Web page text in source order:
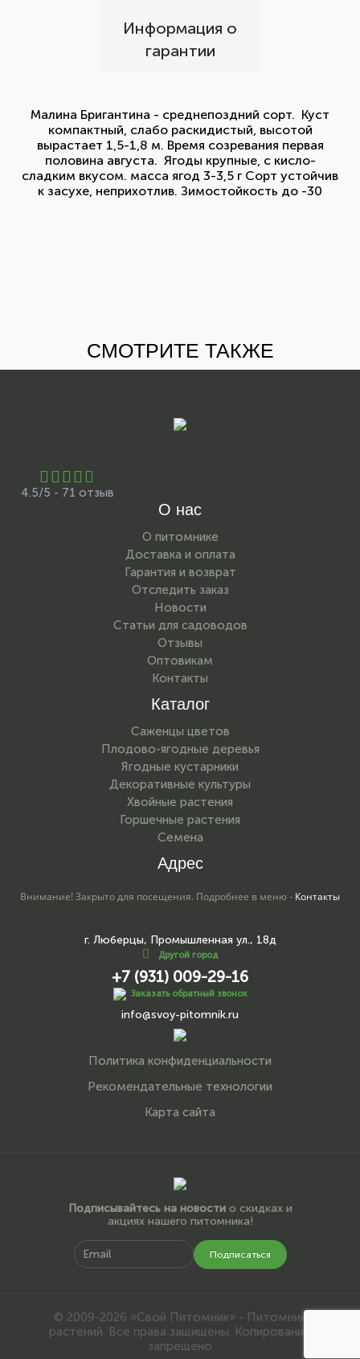
Информация о
гарантии
Малина Бригантина - среднепоздний сорт. Куст
компактный, слабо раскидистый, высотой
вырастает 1,5-1,8 м. Время созревания первая
половина августа. Ягоды крупные, с кисло-
сладким вкусом. масса ягод 3-3,5 г Сорт устойчив
к засухе, неприхотлив. Зимостойкость до -30
СМОТРИТЕ ТАКЖЕ
4.5/5 - 71 отзыв
О нас
О питомнике
Доставка и оплата
Гарантия и возврат
Отследить заказ
Новости
Статьи для садоводов
Отзывы
Оптовикам
Контакты
Каталог
Саженцы цветов
Плодово-ягодные деревья
Ягодные кустарники
Декоративные культуры
Хвойные растения
Горшечные растения
Семена
Адрес
Внимание! Закрыто для посещения. Подробнее в меню - Контакты
г. Люберцы, Промышленная ул., 18д
Другой город
+7 (931) 009-29-16
Заказать обратный звонок
info@svoy-pitomnik.ru
Политика конфиденциальности
Рекомендательные технологии
Карта сайта
Подписывайтесь на новостио скидках и
акциях нашего питомника!
Подписаться
© 2009-2026 «Свой Питомник» - Питомник
растений. Все права защищены. Копирование
запрещено